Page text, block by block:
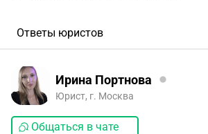
Ответы юристов
Ирина Портнова
Юрист, г. Москва
Общаться в чате